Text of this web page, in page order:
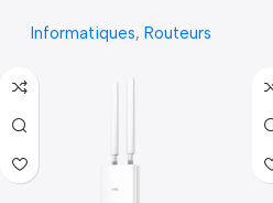
Informatiques, Routeurs